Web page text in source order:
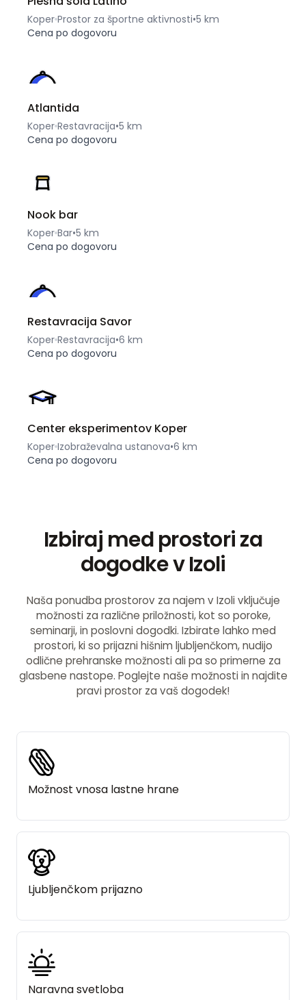
Koper Prostor za športne aktivnosti•5 km
Cena po dogovoru
Atlantida
Koper Restavracija•5 km
Cena po dogovoru
Nook bar
Koper Bar•5 km
Cena po dogovoru
Restavracija Savor
Koper Restavracija•6 km
Cena po dogovoru
Center eksperimentov Koper
Koper Izobraževalna ustanova•6 km
Cena po dogovoru
Izbiraj med prostori za
dogodke v Izoli
Naša ponudba prostorov za najem v Izoli vključuje
možnosti za različne priložnosti, kot so poroke,
seminarji, in poslovni dogodki. Izbirate lahko med
prostori, ki so prijazni hišnim ljubljenčkom, nudijo
odlične prehranske možnosti ali pa so primerne za
glasbene nastope. Poglejte naše možnosti in najdite
pravi prostor za vaš dogodek!
Možnost vnosa lastne hrane
Ljubljenčkom prijazno
Naravna svetloba